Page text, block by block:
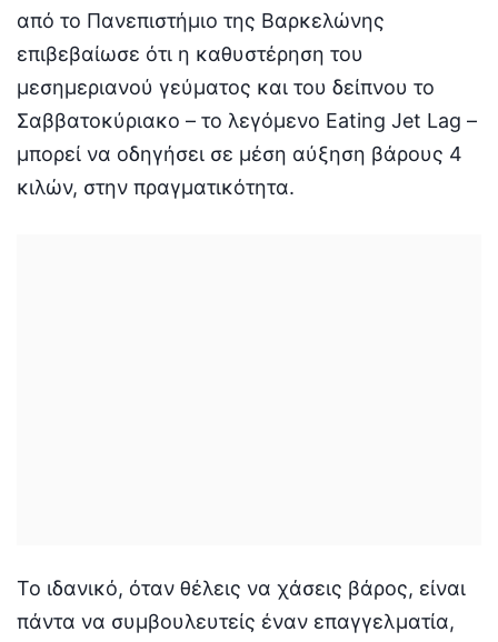
από το Πανεπιστήμιο της Βαρκελώνης
επιβεβαίωσε ότι η καθυστέρηση του
μεσημεριανού γεύματος και του δείπνου το
Σαββατοκύριακο – το λεγόμενο Eating Jet Lag –
μπορεί να οδηγήσει σε μέση αύξηση βάρους 4
κιλών, στην πραγματικότητα.
Το ιδανικό, όταν θέλεις να χάσεις βάρος, είναι
πάντα να συμβουλευτείς έναν επαγγελματία,